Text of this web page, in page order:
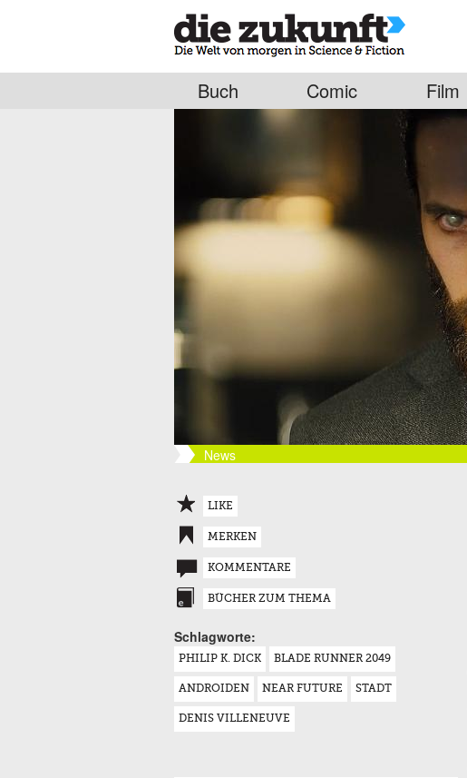
Buch Comic Film
News
LIKE
MERKEN
KOMMENTARE
BÜCHER ZUM THEMA
Schlagworte:
PHILIP K. DICK BLADE RUNNER 2049
ANDROIDEN NEAR FUTURE STADT
DENIS VILLENEUVE